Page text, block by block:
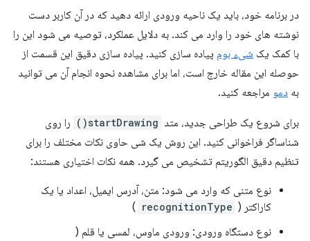
در برنامه خود، باید یک ناحیه ورودی ارائه دهید که در آن کاربر دست
نوشته های خود را وارد می کند. به دلایل عملکرد، توصیه می شود این را
با کمک یک شیء بوم پیاده سازی کنید. پیاده سازی دقیق این قسمت از
حوصله این مقاله خارج است، اما برای مشاهده نحوه انجام آن می توانید
به دمو مراجعه کنید.
برای شروع یک طراحی جدید، متد startDrawing()
را روی
شناساگر فراخوانی کنید. این روش یک شی حاوی نکات مختلف را برای
تنظیم دقیق الگوریتم تشخیص می گیرد. همه نکات اختیاری هستند:
نوع متنی که وارد می شود: متن، آدرس ایمیل، اعداد یا یک
کاراکتر ( recognitionType
)
نوع دستگاه ورودی: ورودی ماوس، لمسی یا قلم (